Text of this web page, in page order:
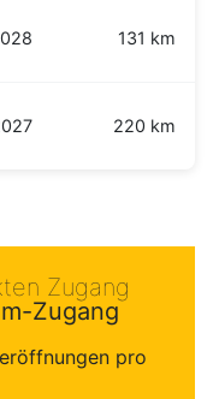
131 km
220 km
Zugang
Zugang
pro